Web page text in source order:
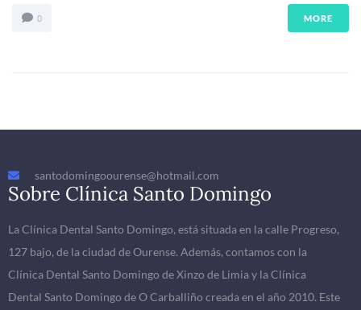
0 MORE
santodomingoourense@hotmail.com
Sobre Clínica Santo Domingo
La Clínica Dental Santo Domingo, está situada en la calle Progreso,
127 bajo, de la ciudad de Ourense. Además, contamos con la
Clínica Dental Santo Domingo de Xinzo de Limia y la Clínica
Dental Santo Domingo de O Carballiño creada en el año 2010. Este